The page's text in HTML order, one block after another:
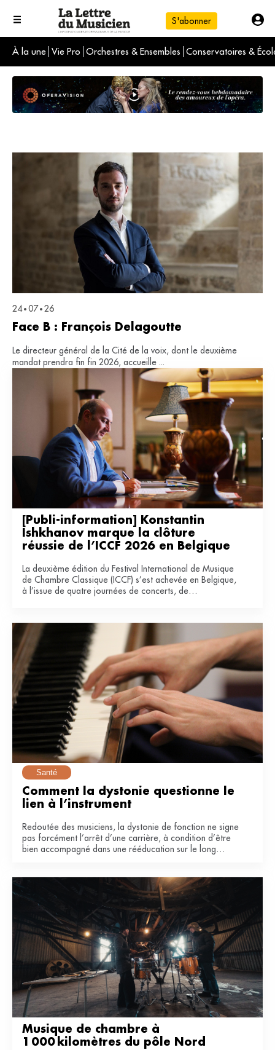
S'abonner
À la une Vie Pro Orchestres & Ensembles Conservatoires &
L'info du jour
Le numéro du mois
International
24 • 07 • 26
Face B : François Delagoutte
Le directeur général de la Cité de la voix, dont le deuxième
mandat prendra fin fin 2026, accueille ...
[Publi-information] Konstantin
Ishkhanov marque la clôture
réussie de l’ICCF 2026 en Belgique
La deuxième édition du Festival International de Musique
de Chambre Classique (ICCF) s’est achevée en Belgique,
à l’issue de quatre journées de concerts, de
Santé
Comment la dystonie questionne le
lien à l’instrument
Redoutée des musiciens, la dystonie de fonction ne signe
pas forcément l’arrêt d’une carrière, à condition d’être
bien accompagné dans une rééducation sur le long
Musique de chambre à
1 000 kilomètres du pôle Nord